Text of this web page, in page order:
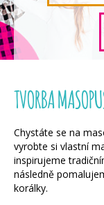
TVORBA
Chystáte se na
vyrobte si vlastní
inspirujeme
následně
korálky.